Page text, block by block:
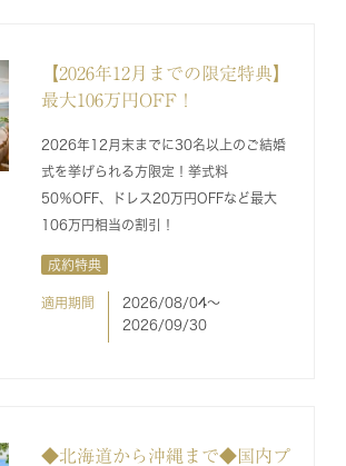
【2026年12月までの限定特典】
最大106万円OFF！
2026年12月末までに30名以上のご結婚
式を挙げられる方限定！挙式料
50％OFF、ドレス20万円OFFなど最大
106万円相当の割引！
成約特典
適用期間
2026/08/04〜
2026/09/30
◆北海道から沖縄まで◆国内プ